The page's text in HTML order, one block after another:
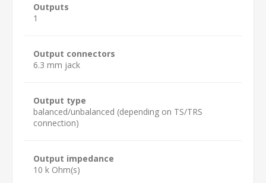
Outputs
1
Output connectors
6.3 mm jack
Output type
balanced/unbalanced (depending on TS/TRS
connection)
Output impedance
10 k Ohm(s)